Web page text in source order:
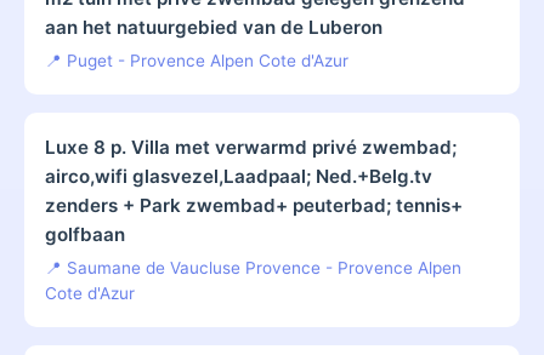
aan het natuurgebied van de Luberon
📍 Puget - Provence Alpen Cote d'Azur
Luxe 8 p. Villa met verwarmd privé zwembad;
airco,wifi glasvezel,Laadpaal; Ned.+Belg.tv
zenders + Park zwembad+ peuterbad; tennis+
golfbaan
📍 Saumane de Vaucluse Provence - Provence Alpen
Cote d'Azur